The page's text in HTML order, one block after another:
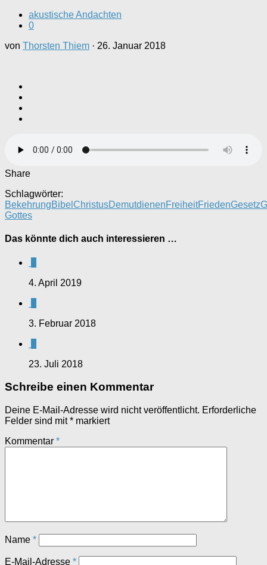
akustische Andachten
0
von Thorsten Thiem · 26. Januar 2018
Share
Schlagwörter:
BekehrungBibel ChristusDemutdienenFreiheitFriedenGesetz
Gottes
Das könnte dich auch interessieren …
4. April 2019
3. Februar 2018
23. Juli 2018
Schreibe einen Kommentar
Deine E-Mail-Adresse wird nicht veröffentlicht. Erforderliche
Felder sind mit* markiert
Kommentar *
Name *
E-Mail-Adresse *